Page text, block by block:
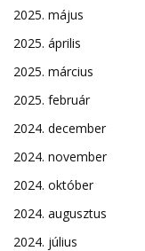
2025. május
2025. április
2025. március
2025. február
2024. december
2024. november
2024. október
2024. augusztus
2024. július